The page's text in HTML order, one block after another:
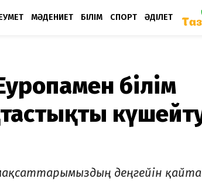
МӘДЕНИЕТ БІЛІМ СПОРТ ӘДІЛЕТ
білім
деңгейін